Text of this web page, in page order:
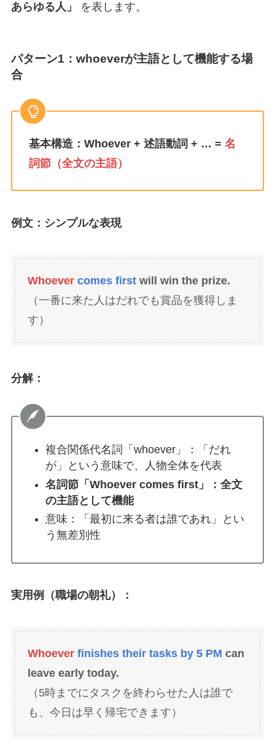
あらゆる人」
を表します。
パターン1：whoeverが主語として機能する場
合
基本構造：Whoever + 述語動詞 + … = 名
詞節（全文の主語）
例文：シンプルな表現
Whoever comes firstwill win the prize.
（一番に来た人はだれでも賞品を獲得しま
す）
分解：
複合関係代名詞「whoever」：「だれ
が」という意味で、人物全体を代表
名詞節「Whoever comes first」：全文
の主語として機能
意味：「最初に来る者は誰であれ」とい
う無差別性
実用例（職場の朝礼）：
Whoever finishes their tasks by 5 PM can
leave early today.
（5時までにタスクを終わらせた人は誰で
も、今日は早く帰宅できます）